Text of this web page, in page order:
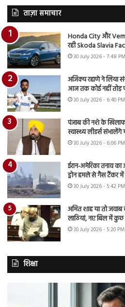
ताज़ा समाचार
Honda City और
रही Skoda Slavia
30 July 2026 - 7:48 PM
अजिंक्य रहाणे ने लिया
आज तक कोई नहीं तोड़
30 July 2026 - 6:40 PM
पंजाब की नशे के
स्वास्थ्य लीडर्स संभालेंगे
30 July 2026 - 6:06 PM
ईरान-अमेरिका तनाव का
ड्रोन हमले से गैस टैंकर
30 July 2026 - 5:42 PM
अमित शाह या तो
लाठियां, नए बिल में
30 July 2026 - 5:20 PM
शिक्षा